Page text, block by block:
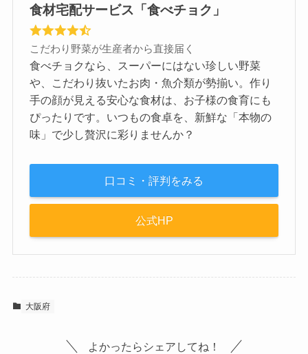
食材宅配サービス「食べチョク」
こだわり野菜が生産者から直接届く
食べチョクなら、スーパーにはない珍しい野菜
や、こだわり抜いたお肉・魚介類が勢揃い。作り
手の顔が見える安心な食材は、お子様の食育にも
ぴったりです。いつもの食卓を、新鮮な「本物の
味」で少し贅沢に彩りませんか？
口コミ・評判をみる
公式HP
大阪府
よかったらシェアしてね！